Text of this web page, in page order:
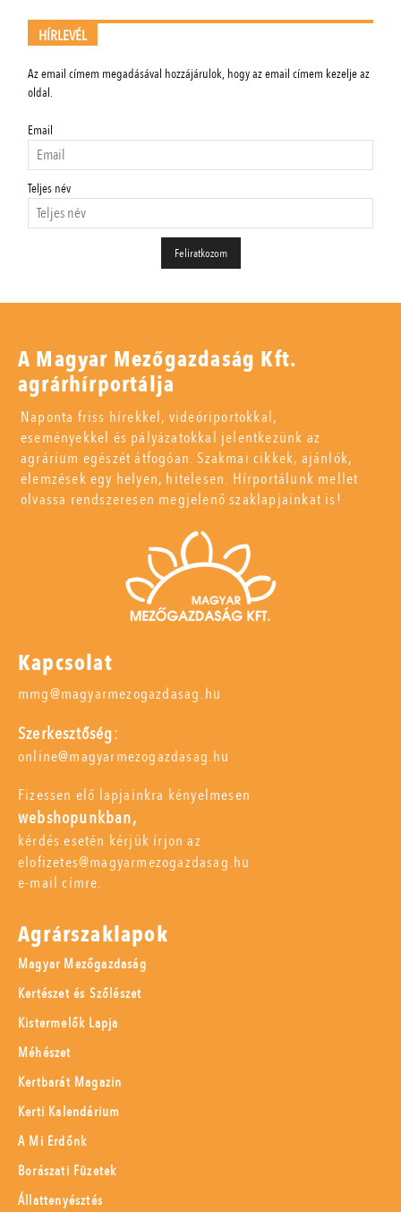
HÍRLEVÉL
Az email címem megadásával hozzájárulok, hogy az email címem kezelje az
oldal.
Email
Teljes név
A Magyar Mezőgazdaság Kft.
agrárhírportálja
Naponta friss hírekkel, videóriportokkal,
eseményekkel és pályázatokkal jelentkezünk az
agrárium egészét átfogóan. Szakmai cikkek, ajánlók,
elemzések egy helyen, hitelesen. Hírportálunk mellet
olvassa rendszeresen megjelenő szaklapjainkat is!
Kapcsolat
mmg@magyarmezogazdasag.hu
Szerkesztőség:
online@magyarmezogazdasag.hu
Fizessen elő lapjainkra kényelmesen
webshopunkban,
kérdés esetén kérjük írjon az
elofizetes@magyarmezogazdasag.hu
e-mail címre.
Agrárszaklapok
Magyar Mezőgazdaság
Kertészet és Szőlészet
Kistermelők Lapja
Méhészet
Kertbarát Magazin
Kerti Kalendárium
A Mi Erdőnk
Borászati Füzetek
Állattenyésztés